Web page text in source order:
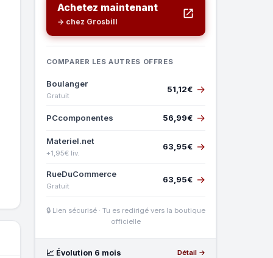
Achetez maintenant
→ chez Grosbill
COMPARER LES AUTRES OFFRES
Boulanger
Gratuit
51,12€ →
PCcomponentes 56,99€ →
Materiel.net
+1,95€ liv.
63,95€ →
RueDuCommerce
Gratuit
63,95€ →
🔒 Lien sécurisé · Tu es redirigé vers la boutique
officielle
📈 Évolution 6 mois Détail →